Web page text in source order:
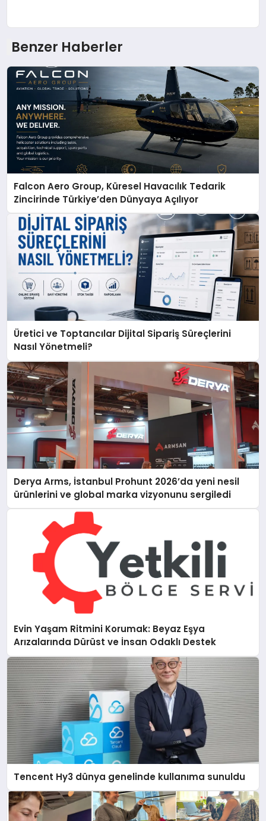
Benzer Haberler
Falcon Aero Group, Küresel Havacılık Tedarik
Zincirinde Türkiye’den Dünyaya Açılıyor
Üretici ve Toptancılar Dijital Sipariş Süreçlerini
Nasıl Yönetmeli?
Derya Arms, İstanbul Prohunt 2026’da yeni nesil
ürünlerini ve global marka vizyonunu sergiledi
Evin Yaşam Ritmini Korumak: Beyaz Eşya
Arızalarında Dürüst ve İnsan Odaklı Destek
Tencent Hy3 dünya genelinde kullanıma sunuldu